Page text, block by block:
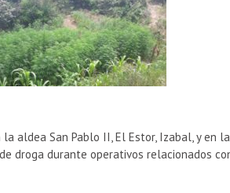
la aldea San Pablo II, El Estor, Izabal, y en
droga durante operativos relacionados